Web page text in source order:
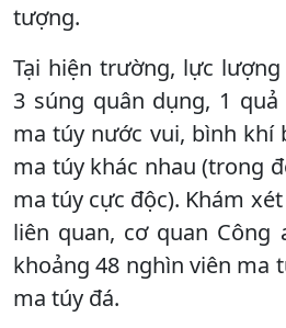
tượng.
Tại hiện trường, lực
3 súng quân dụng, 1
ma túy nước vui, bình khí
ma túy khác nhau (trong
ma túy cực độc). Khám
liên quan, cơ quan
khoảng 48 nghìn viên ma
ma túy đá.